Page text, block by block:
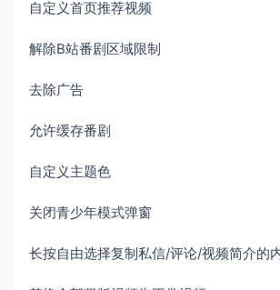
自定义首页推荐视频
解除B站番剧区域限制
去除广告
允许缓存番剧
自定义主题色
关闭青少年模式弹窗
长按自由选择复制私信/评论/视频简介的